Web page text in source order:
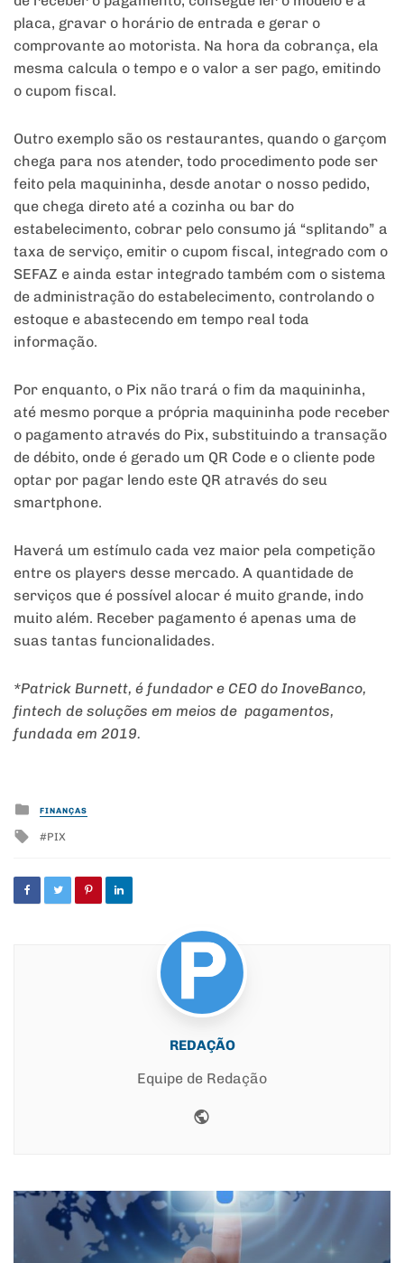
placa, gravar o horário de entrada e gerar o
comprovante ao motorista. Na hora da cobrança, ela
mesma calcula o tempo e o valor a ser pago, emitindo
o cupom fiscal.
Outro exemplo são os restaurantes, quando o garçom
chega para nos atender, todo procedimento pode ser
feito pela maquininha, desde anotar o nosso pedido,
que chega direto até a cozinha ou bar do
estabelecimento, cobrar pelo consumo já “splitando” a
taxa de serviço, emitir o cupom fiscal, integrado com o
SEFAZ e ainda estar integrado também com o sistema
de administração do estabelecimento, controlando o
estoque e abastecendo em tempo real toda
informação.
Por enquanto, o Pix não trará o fim da maquininha,
até mesmo porque a própria maquininha pode receber
o pagamento através do Pix, substituindo a transação
de débito, onde é gerado um QR Code e o cliente pode
optar por pagar lendo este QR através do seu
smartphone.
Haverá um estímulo cada vez maior pela competição
entre os players desse mercado. A quantidade de
serviços que é possível alocar é muito grande, indo
muito além. Receber pagamento é apenas uma de
suas tantas funcionalidades.
*Patrick Burnett, é fundador e CEO do InoveBanco,
fintech de soluções em meios de pagamentos,
fundada em 2019.
Posted
in
FINANÇAS
Tagged
PIX
REDAÇÃO
Equipe de Redação